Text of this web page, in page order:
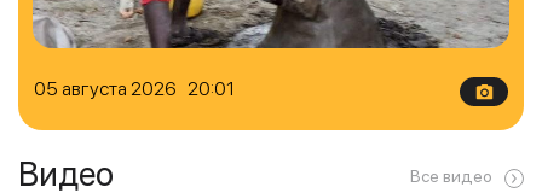
05 августа 2026 20:01
Видео Все видео